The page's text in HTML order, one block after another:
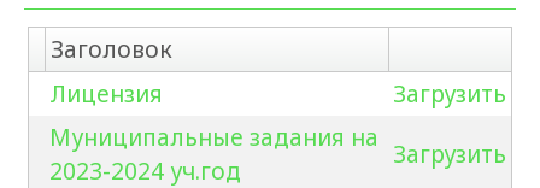
Заголовок
Лицензия
Загрузить
Муниципальные задания на
2023-2024 уч.год
Загрузить